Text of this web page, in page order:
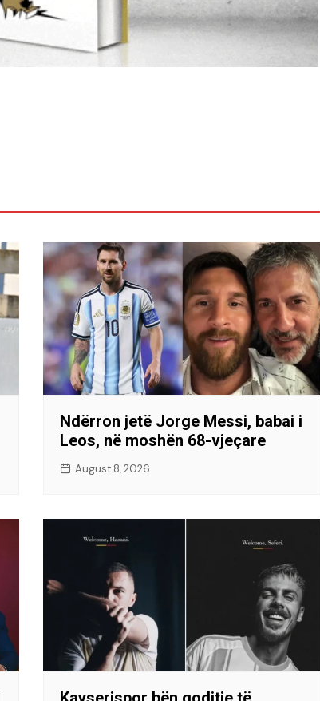
Ndërron jetë Jorge Messi, babai i
Leos, në moshën 68-vjeçare
August 8, 2026